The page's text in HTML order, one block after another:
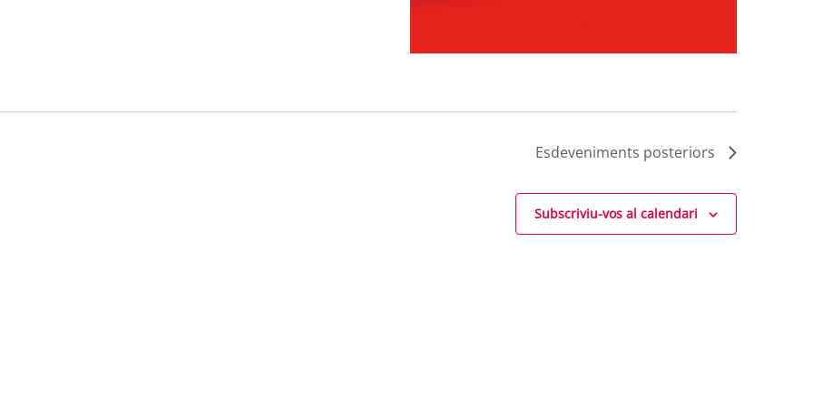
Esdeveniments posteriors
Subscriviu-vos al calendari